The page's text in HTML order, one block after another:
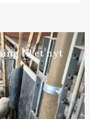
til et nyt